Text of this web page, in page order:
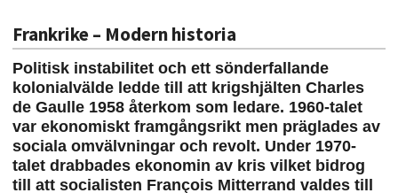
Frankrike – Modern historia
Politisk instabilitet och ett sönderfallande
kolonialvälde ledde till att krigshjälten Charles
de Gaulle 1958 återkom som ledare. 1960-talet
var ekonomiskt framgångsrikt men präglades av
sociala omvälvningar och revolt. Under 1970-
talet drabbades ekonomin av kris vilket bidrog
till att socialisten François Mitterrand valdes till